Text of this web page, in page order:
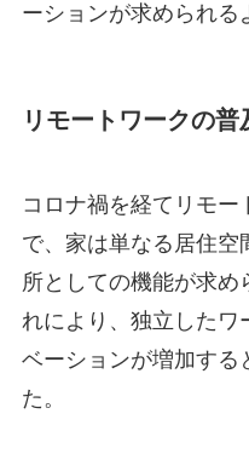
ーションが求められる
リモートワークの普
コロナ禍を経てリモー
で、家は単なる居住空
所としての機能が求め
れにより、独立したワ
ベーションが増加する
た。